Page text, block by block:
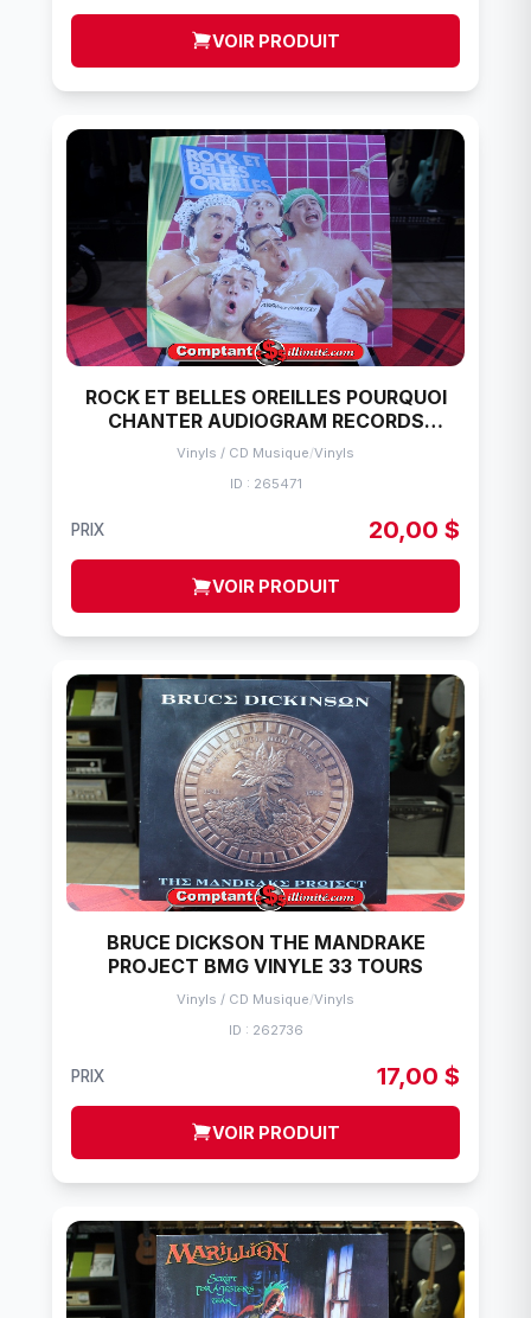
VOIR PRODUIT
ROCK ET BELLES OREILLES POURQUOI
CHANTER AUDIOGRAM RECORDS
VINYLE 33 TOURS
Vinyls / CD Musique/Vinyls
ID : 265471
PRIX 20,00 $
VOIR PRODUIT
BRUCE DICKSON THE MANDRAKE
PROJECT BMG VINYLE 33 TOURS
Vinyls / CD Musique/Vinyls
ID : 262736
PRIX 17,00 $
VOIR PRODUIT